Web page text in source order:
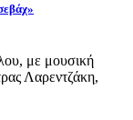
με μουσική
Λαρεντζάκη,